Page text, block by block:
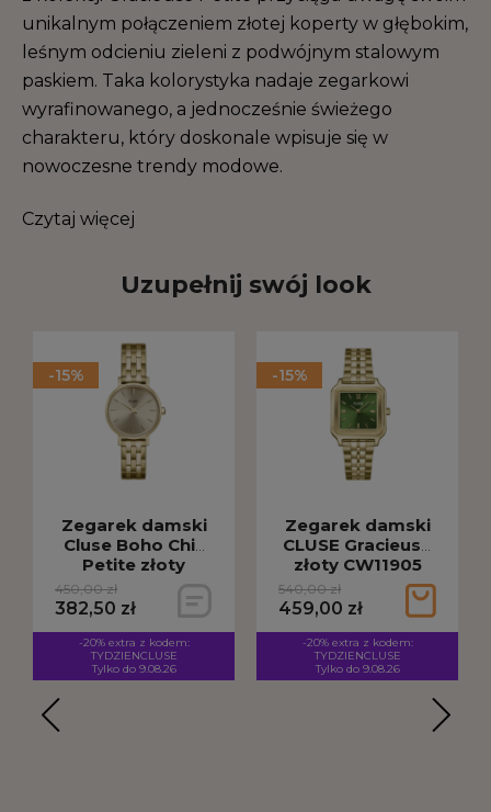
unikalnym połączeniem złotej koperty w głębokim,
leśnym odcieniu zieleni z podwójnym stalowym
paskiem. Taka kolorystyka nadaje zegarkowi
wyrafinowanego, a jednocześnie świeżego
charakteru, który doskonale wpisuje się w
nowoczesne trendy modowe.
Czytaj więcej
Uzupełnij swój look
-15%
Zegarek damski
Cluse Boho Chic
Petite złoty
CW10506
450,00 zł
382,50 zł
-20% extra z kodem:
TYDZIENCLUSE
Tylko do 9.08.26
-15%
Zegarek damski
CLUSE Gracieuse
złoty CW11905
540,00 zł
459,00 zł
-20% extra z kodem:
TYDZIENCLUSE
Tylko do 9.08.26